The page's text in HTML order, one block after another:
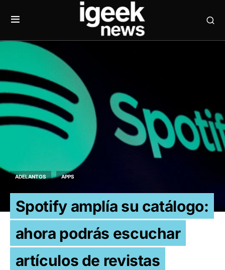
ADELANTOS APPS
Spotify amplía su catálogo:
ahora podrás escuchar
artículos de revistas